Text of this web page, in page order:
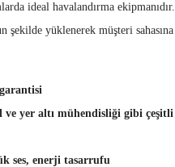
ideal havalandırma ekipmanıdır.
şekilde yüklenerek müşteri sahasına
yer altı mühendisliği gibi çeşitli
ses, enerji tasarrufu